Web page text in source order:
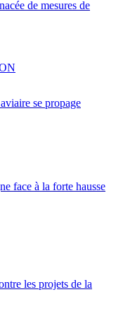
de mesures de
se propage
face à la forte hausse
les projets de la